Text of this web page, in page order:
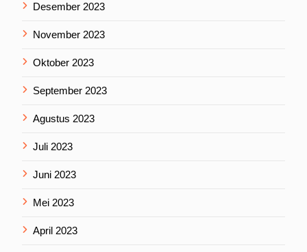
Desember 2023
November 2023
Oktober 2023
September 2023
Agustus 2023
Juli 2023
Juni 2023
Mei 2023
April 2023